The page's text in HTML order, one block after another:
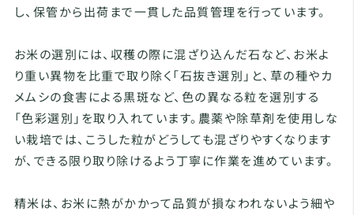
し、保管から出荷まで一貫した品質管理を行っています。
お米の選別には、収穫の際に混ざり込んだ石など、お米よ
り重い異物を比重で取り除く「石抜き選別」と、草の種やカ
メムシの食害による黒斑など、色の異なる粒を選別する
「色彩選別」を取り入れています。農薬や除草剤を使用しな
い栽培では、こうした粒がどうしても混ざりやすくなります
が、できる限り取り除けるよう丁寧に作業を進めています。
精米は、お米に熱がかかって品質が損なわれないよう細や